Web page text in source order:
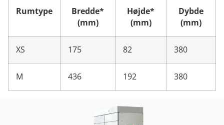
Rumtype
Bredde*
(mm)
Højde*
(mm)
Dybde
(mm)
XS 175 82 380
M 436 192 380